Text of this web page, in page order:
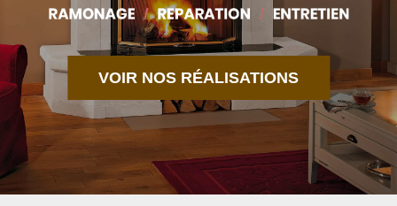
VOIR NOS RÉALISATIONS